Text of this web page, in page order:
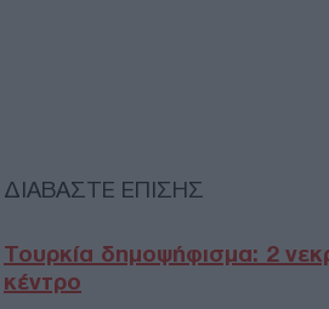
ΔΙΑΒΑΣΤΕ ΕΠΙΣΗΣ
Τουρκία δημοψήφισμα: 2
κέντρο